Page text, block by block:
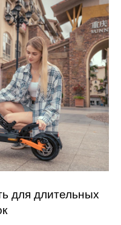
для длительных